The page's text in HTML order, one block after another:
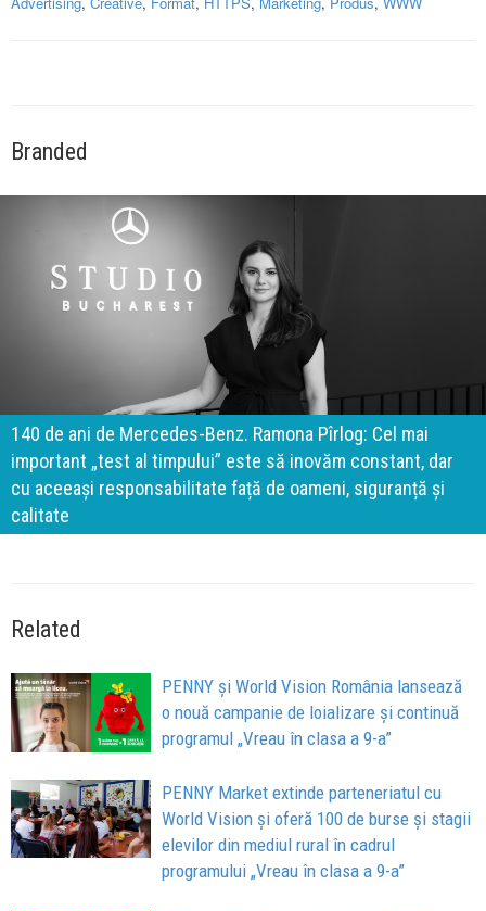
Branded
140 de ani de Mercedes-Benz. Ramona Pîrlog: Cel mai
important „test al timpului” este să inovăm constant, dar
cu aceeași responsabilitate față de oameni, siguranță și
calitate
Related
PENNY și World Vision România lansează
o nouă campanie de loializare și continuă
programul „Vreau în clasa a 9-a”
PENNY Market extinde parteneriatul cu
World Vision și oferă 100 de burse și stagii
elevilor din mediul rural în cadrul
programului „Vreau în clasa a 9-a”